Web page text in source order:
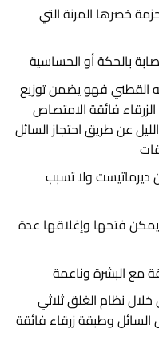
خصرها المرنة التي
بالحكة أو الحساسية
فهو يضمن توزيع
فائقة الامتصاص
عن طريق احتجاز السائل
ولا تسبب
ويمكن فتحها وإغلاقها عدة
مع البشرة وناعمة
نظام الغلق ثلاثي
وطبقة زرقاء فائقة